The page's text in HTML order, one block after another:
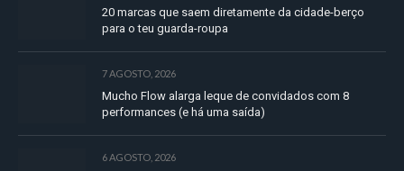
20 marcas que saem diretamente da cidade-berço
para o teu guarda-roupa
7 AGOSTO, 2026
Mucho Flow alarga leque de convidados com 8
performances (e há uma saída)
6 AGOSTO, 2026